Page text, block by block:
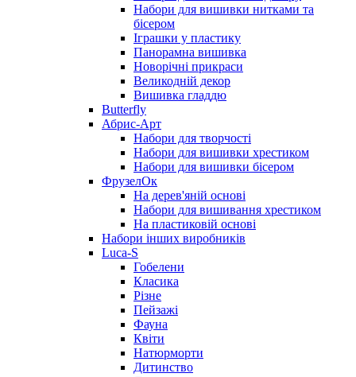
Набори для вишивки нитками та
бісером
Іграшки у пластику
Панорамна вишивка
Новорічні прикраси
Великодній декор
Вишивка гладдю
Butterfly
Абрис-Арт
Набори для творчості
Набори для вишивки хрестиком
Набори для вишивки бісером
ФрузелОк
На дерев'яній основі
Набори для вишивання хрестиком
На пластиковій основі
Набори інших виробників
Luca-S
Гобелени
Класика
Різне
Пейзажі
Фауна
Квіти
Натюрморти
Дитинство